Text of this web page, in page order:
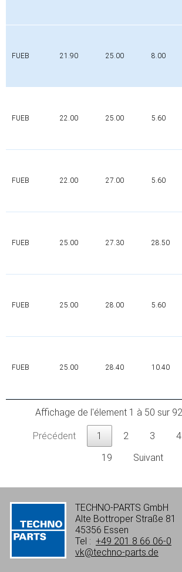
FUEB 21.90 25.00 8.00
FUEB 22.00 25.00 5.60
FUEB 22.00 27.00 5.60
FUEB 25.00 27.30 28.50
FUEB 25.00 28.00 5.60
FUEB 25.00 28.40 10.40
Affichage de l'élement 1 à 50 sur
Précédent 1 2 3 4
19
Suivant
TECHNO-PARTS GmbH
Alte Bottroper Straße 81
45356 Essen
Tel : +49 201 8 66 06-0
vk@techno-parts.de